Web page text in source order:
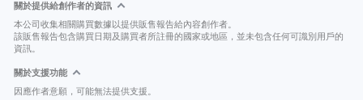
關於提供給創作者的資訊
本公司收集相關購買數據以提供販售報告給內容創作者。
該販售報告包含購買日期及購買者所註冊的國家或地區，並未包含任何可識別用戶的
資訊。
關於支援功能
因應作者意願，可能無法提供支援。